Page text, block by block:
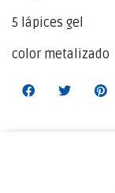
5 lápices gel
color metalizado